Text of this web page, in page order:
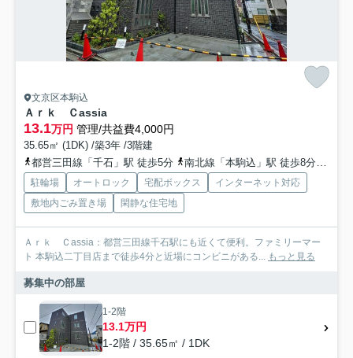
文京区本駒込
Ａｒｋ Ｃassia
13.1万円 管理/共益費4,000円
35.65㎡ (1DK) /築3年 /3階建
都営三田線「千石」駅 徒歩5分
南北線「本駒込」駅 徒歩8分
駐輪場 オートロック 宅配ボックス
インターネット対応
敷地内ごみ置き場
閑静な住宅地
Ａｒｋ Ｃassia：都営三田線千石駅にも近くて便利。ファミリーマー
ト 本駒込二丁目店まで徒歩4分と近場にコンビニがある...
もっと見る
募集中の部屋
1-2階
13.1万円
1-2階 / 35.65㎡ / 1DK